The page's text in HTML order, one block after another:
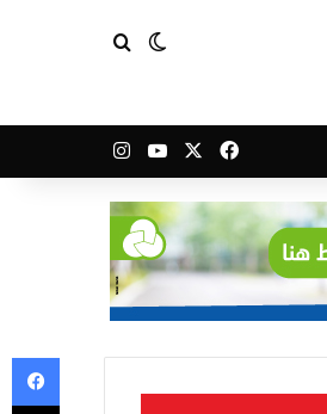
الوضع المظلم
بحث عن
فيسبوك‫YouTube
انستقرام
‫X